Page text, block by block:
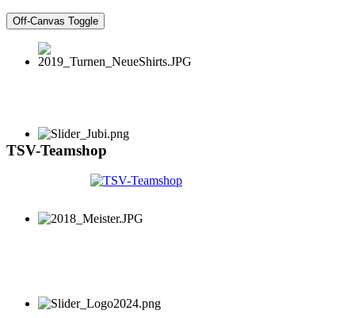
Off-Canvas Toggle
TSV-Teamshop